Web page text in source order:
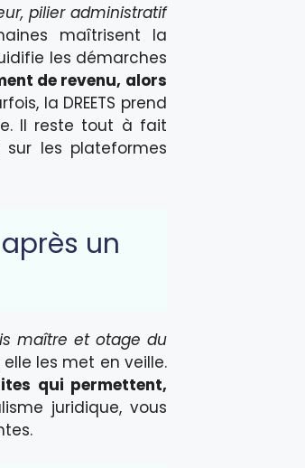
pilier administratif
maîtrisent la
les démarches
de revenu, alors
la DREETS prend
Il reste tout à fait
sur les plateformes
un
maître et otage du
les met en veille.
qui permettent,
juridique, vous